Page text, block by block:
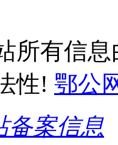
所有信
性! 鄂公
备案信息